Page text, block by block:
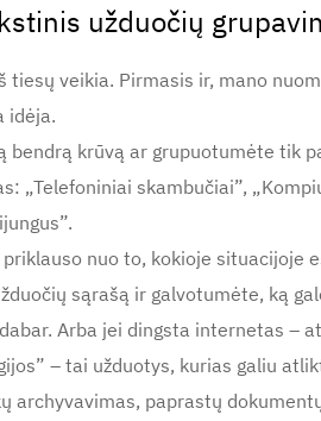
užduočių
veikia. Pirmasis ir, mano
idėja.
krūvą ar grupuotumėte tik
„Telefoniniai skambučiai”,
nuo to, kokioje
sąrašą ir galvotumėte, ką
Arba jei dingsta internetas –
– tai užduotys, kurias galiu
archyvavimas, paprastų